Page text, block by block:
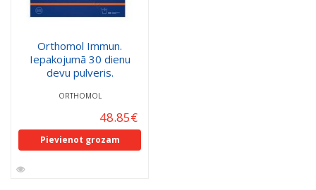
Orthomol Immun.
Iepakojumā 30 dienu
devu pulveris.
ORTHOMOL
48.85€
Pievienot grozam